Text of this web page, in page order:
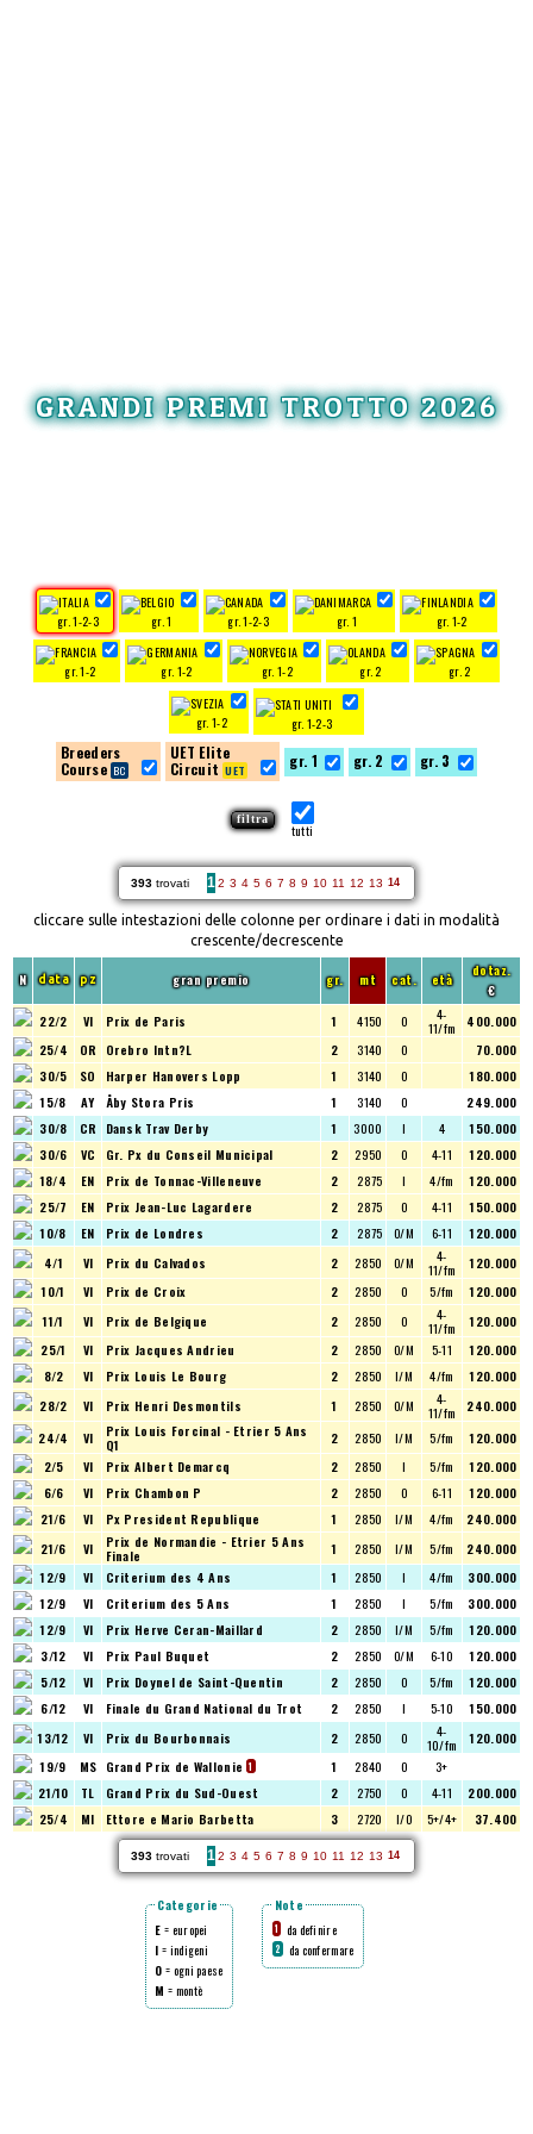
GRANDI PREMI TROTTO 2026
gr. 1-2-3 gr. 1 gr. 1-2-3 gr. 1 gr. 1-2
gr. 1-2 gr. 1-2 gr. 1-2 gr. 2 gr. 2
gr. 1-2 gr. 1-2-3
Breeders
Course
UET Elite
Circuit
gr. 1 gr. 2 gr. 3
tutti
393 trovati 12 3 4 5 6 7 8 9 10 11 12 13 14
cliccare sulle intestazioni delle colonne per ordinare i dati in modalità
crescente/decrescente
N data pz gran premio gr. mt cat. età
dotaz.
€
22/2 VI Prix de Paris 1 4150 O 4-
11/fm
400.000
25/4
OR Orebro Intn?L 2 3140 O
70.000
30/5
SO Harper Hanovers Lopp 1 3140 O
180.000
15/8
AY Åby Stora Pris 1 3140 O
249.000
30/8
CR Dansk Trav Derby 1 3000 I 4
150.000
30/6
VC Gr. Px du Conseil Municipal 2 2950 O 4-11
120.000
18/4
EN Prix de Tonnac-Villeneuve 2 2875 I 4/fm
120.000
25/7
EN Prix Jean-Luc Lagardere 2 2875 O 4-11
150.000
10/8
EN Prix de Londres 2 2875 O/M 6-11
120.000
4/1
VI Prix du Calvados 2 2850 O/M 4-
11/fm
120.000
10/1
VI Prix de Croix 2 2850 O 5/fm
120.000
11/1
VI Prix de Belgique 2 2850 O 4-
11/fm
120.000
25/1
VI Prix Jacques Andrieu 2 2850 O/M 5-11
120.000
8/2
VI Prix Louis Le Bourg 2 2850 I/M 4/fm
120.000
28/2
VI Prix Henri Desmontils 1 2850 O/M 4-
11/fm
240.000
24/4
VI Prix Louis Forcinal - Etrier 5 Ans
Q1 2 2850 I/M 5/fm
120.000
2/5
VI Prix Albert Demarcq 2 2850 I 5/fm
120.000
6/6
VI Prix Chambon P 2 2850 O 6-11
120.000
21/6
VI Px President Republique 1 2850 I/M 4/fm
240.000
21/6
VI Prix de Normandie - Etrier 5 Ans
Finale 1 2850 I/M 5/fm
240.000
12/9
VI Criterium des 4 Ans 1 2850 I 4/fm
300.000
12/9
VI Criterium des 5 Ans 1 2850 I 5/fm
300.000
12/9
VI Prix Herve Ceran-Maillard 2 2850 I/M 5/fm
120.000
3/12
VI Prix Paul Buquet 2 2850 O/M 6-10
120.000
5/12
VI Prix Doynel de Saint-Quentin 2 2850 O 5/fm
120.000
6/12
VI Finale du Grand National du Trot 2 2850 I 5-10
150.000
13/12
VI Prix du Bourbonnais 2 2850 O 4-
10/fm
120.000
19/9
MS Grand Prix de Wallonie1 1 2840 O
3+
21/10
TL Grand Prix du Sud-Ouest 2 2750 O 4-11
200.000
25/4
MI Ettore e Mario Barbetta 3 2720 I/O 5+/4+ 37.400
393 trovati 12 3 4 5 6 7 8 9 10 11 12 13 14
Categorie
E = europei
I = indigeni
O = ogni paese
M = montè
Note
1 da definire
2 da confermare